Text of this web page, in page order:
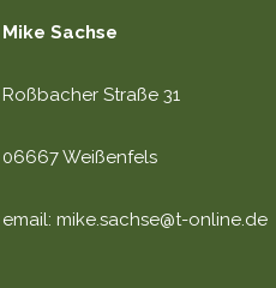
Mike Sachse
Roßbacher Straße 31
06667 Weißenfels
email: mike.sachse@t-online.de